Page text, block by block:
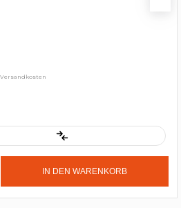
IN DEN WARENKORB